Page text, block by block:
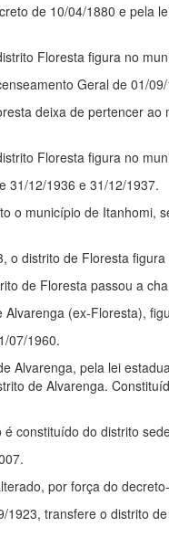
de 10/04/1880 e pela
Floresta figura no
Geral de 01/
deixa de pertencer
Floresta figura no
31/12/1936 e 31/12/1937.
o município de Itanhomi,
distrito de Floresta
de Floresta passou a
(ex-Floresta),
07/1960.
Alvarenga, pela lei
de Alvarenga.
constituído do distrito
por força do
1923, transfere o distrito